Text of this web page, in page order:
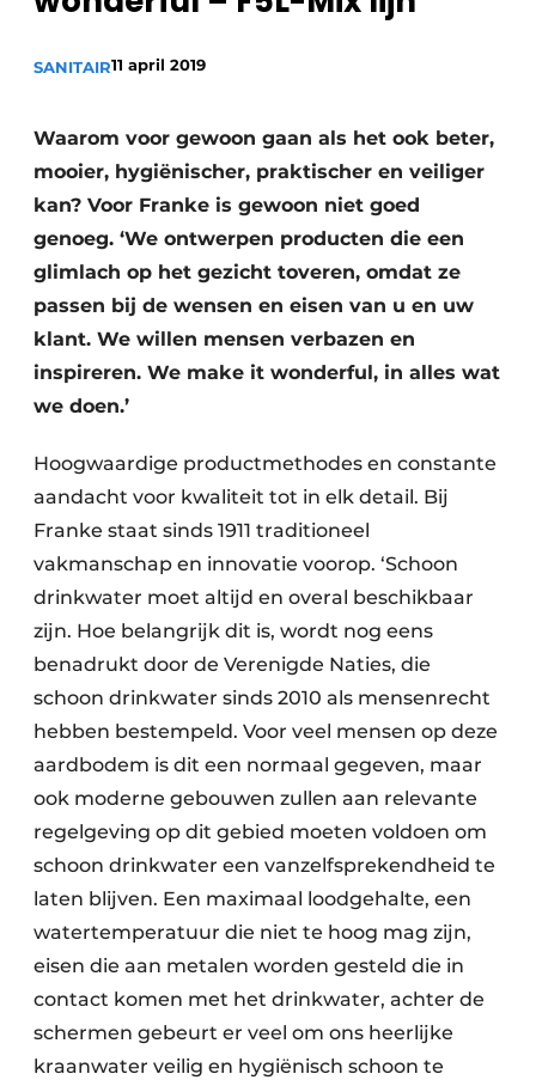
Vacatures
Binnenklimaat
Brandbeveiliging
Ventilatie
Warmtepompen
SANITAIR11 april 2019
Waarom voor gewoon gaan als het ook beter,
mooier, hygiënischer, praktischer en veiliger
kan? Voor Franke is gewoon niet goed
genoeg. ‘We ontwerpen producten die een
glimlach op het gezicht toveren, omdat ze
passen bij de wensen en eisen van u en uw
klant. We willen mensen verbazen en
inspireren. We make it wonderful, in alles wat
we doen.’
Hoogwaardige productmethodes en constante
aandacht voor kwaliteit tot in elk detail. Bij
Franke staat sinds 1911 traditioneel
vakmanschap en innovatie voorop. ‘Schoon
drinkwater moet altijd en overal beschikbaar
zijn. Hoe belangrijk dit is, wordt nog eens
benadrukt door de Verenigde Naties, die
schoon drinkwater sinds 2010 als mensenrecht
hebben bestempeld. Voor veel mensen op deze
aardbodem is dit een normaal gegeven, maar
ook moderne gebouwen zullen aan relevante
regelgeving op dit gebied moeten voldoen om
schoon drinkwater een vanzelfsprekendheid te
laten blijven. Een maximaal loodgehalte, een
watertemperatuur die niet te hoog mag zijn,
eisen die aan metalen worden gesteld die in
contact komen met het drinkwater, achter de
schermen gebeurt er veel om ons heerlijke
kraanwater veilig en hygiënisch schoon te